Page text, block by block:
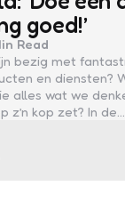
goed!’
Read
bezig met
en diensten?
alles wat we
z’n kop zet? In de…